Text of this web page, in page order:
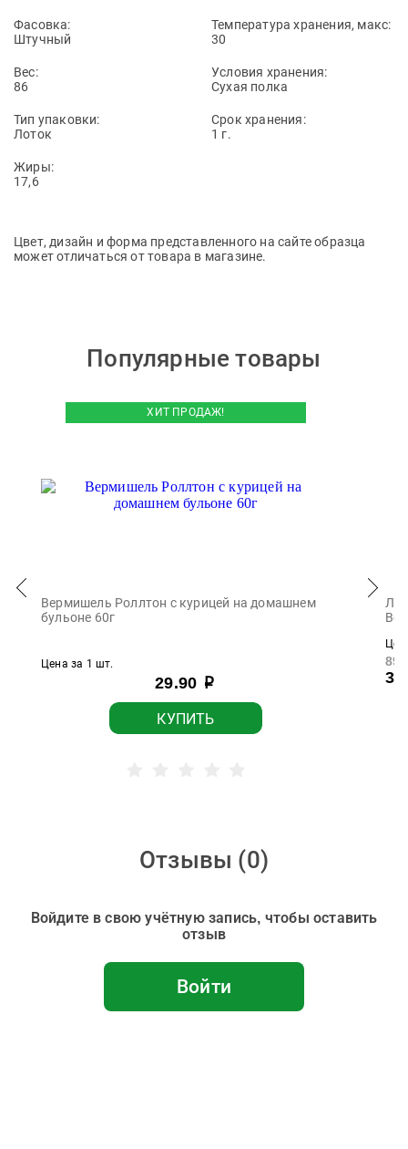
Фасовка:
Штучный
Вес:
86
Тип упаковки:
Лоток
Жиры:
17,6
Температура хранения, макс:
30
Условия хранения:
Сухая полка
Срок хранения:
1 г.
Цвет, дизайн и форма представленного на сайте образца
может отличаться от товара в магазине.
Популярные товары
ХИТ ПРОДАЖ!
Вермишель Роллтон с курицей на домашнем
бульоне 60г
Цена за 1 шт.
29.90 р
КУПИТЬ
Отзывы (0)
Войдите в свою учётную запись, чтобы оставить
отзыв
Войти